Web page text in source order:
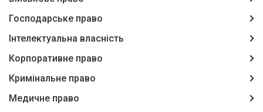
Господарське право
Інтелектуальна власність
Корпоративне право
Кримінальне право
Медичне право